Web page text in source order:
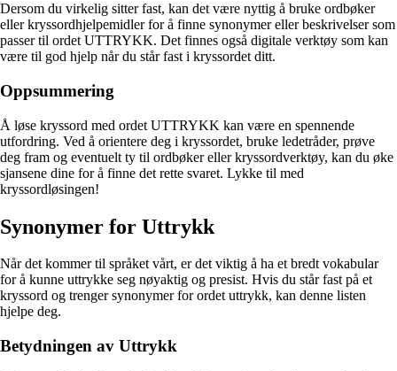
Dersom du virkelig sitter fast, kan det være nyttig å bruke ordbøker
eller kryssordhjelpemidler for å finne synonymer eller beskrivelser som
passer til ordet UTTRYKK. Det finnes også digitale verktøy som kan
være til god hjelp når du står fast i kryssordet ditt.
Oppsummering
Å løse kryssord med ordet UTTRYKK kan være en spennende
utfordring. Ved å orientere deg i kryssordet, bruke ledetråder, prøve
deg fram og eventuelt ty til ordbøker eller kryssordverktøy, kan du øke
sjansene dine for å finne det rette svaret. Lykke til med
kryssordløsingen!
Synonymer for Uttrykk
Når det kommer til språket vårt, er det viktig å ha et bredt vokabular
for å kunne uttrykke seg nøyaktig og presist. Hvis du står fast på et
kryssord og trenger synonymer for ordet uttrykk, kan denne listen
hjelpe deg.
Betydningen av Uttrykk